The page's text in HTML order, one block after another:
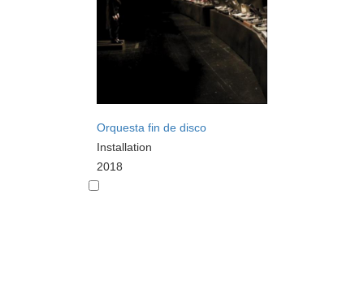
Orquesta fin de disco
Installation
2018